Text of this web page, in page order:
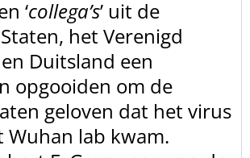
‘collega’s’ uit de
het Verenigd
Duitsland een
opgooiden om de
geloven dat het virus
lab kwam.